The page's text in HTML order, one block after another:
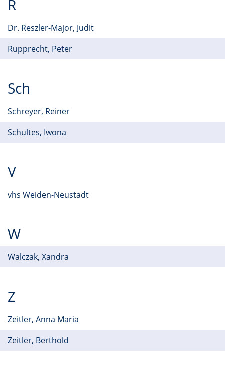
R
Dr. Reszler-Major, Judit
Rupprecht, Peter
Sch
Schreyer, Reiner
Schultes, Iwona
V
vhs Weiden-Neustadt
W
Walczak, Xandra
Z
Zeitler, Anna Maria
Zeitler, Berthold